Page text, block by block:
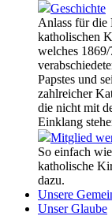
Geschichte
Anlass für die
katholischen
welches
Papstes und
zahlreicher
die nicht mit
Einklang
Mitglied
So einfach
katholische
dazu.
Unsere
Unser Glaube